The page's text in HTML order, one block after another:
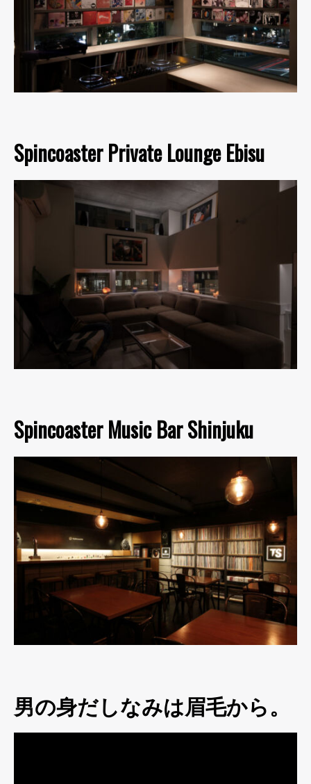
Spincoaster Private Lounge Ebisu
Spincoaster Music Bar Shinjuku
男の身だしなみは眉毛から。